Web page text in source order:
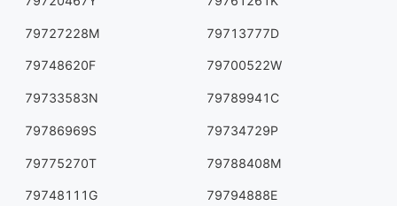
79727228M 79713777D
79748620F 79700522W
79733583N 79789941C
79786969S 79734729P
79775270T 79788408M
79748111G 79794888E